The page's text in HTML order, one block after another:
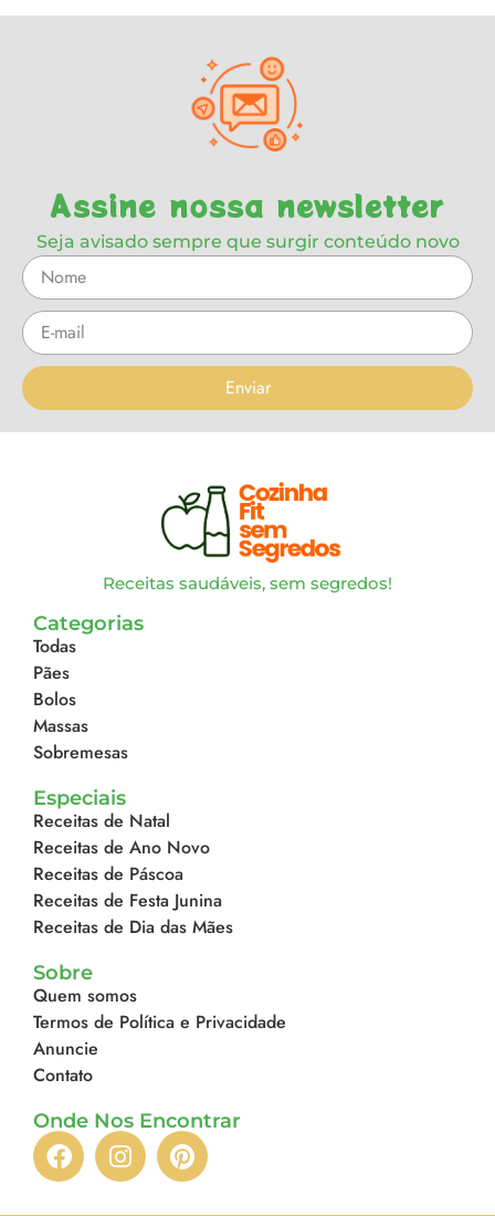
Assine nossa newsletter
Seja avisado sempre que surgir conteúdo novo
Enviar
Receitas saudáveis, sem segredos!
Categorias
Todas
Pães
Bolos
Massas
Sobremesas
Especiais
Receitas de Natal
Receitas de Ano Novo
Receitas de Páscoa
Receitas de Festa Junina
Receitas de Dia das Mães
Sobre
Quem somos
Termos de Política e Privacidade
Anuncie
Contato
Onde Nos Encontrar